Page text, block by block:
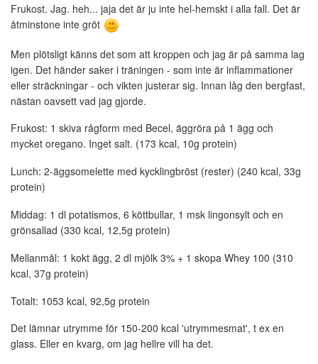
Frukost. Jag. heh... jaja det är ju inte hel-hemskt i alla fall. Det är
åtminstone inte gröt
Men plötsligt känns det som att kroppen och jag är på samma lag
igen. Det händer saker i träningen - som inte är inflammationer
eller sträckningar - och vikten justerar sig. Innan låg den bergfast,
nästan oavsett vad jag gjorde.
Frukost: 1 skiva rågform med Becel, äggröra på 1 ägg och
mycket oregano. Inget salt. (173 kcal, 10g protein)
Lunch: 2-äggsomelette med kycklingbröst (rester) (240 kcal, 33g
protein)
Middag: 1 dl potatismos, 6 köttbullar, 1 msk lingonsylt och en
grönsallad (330 kcal, 12,5g protein)
Mellanmål: 1 kokt ägg, 2 dl mjölk 3% + 1 skopa Whey 100 (310
kcal, 37g protein)
Totalt: 1053 kcal, 92,5g protein
Det lämnar utrymme för 150-200 kcal 'utrymmesmat', t ex en
glass. Eller en kvarg, om jag hellre vill ha det.